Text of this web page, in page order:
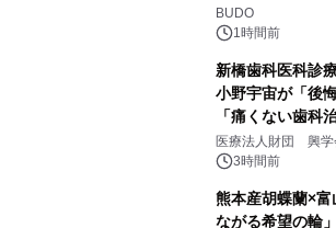
BUDO
1時間前
新橋歯科医科診
小野宇宙が「後
「痛くない歯科
療計画」をテー
医療法人財団 興学
3時間前
熊本産胡蝶蘭×
ながる希望の輪